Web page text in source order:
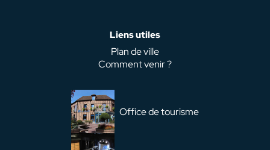
Liens utiles
Plan de ville
Comment venir ?
Office de tourisme